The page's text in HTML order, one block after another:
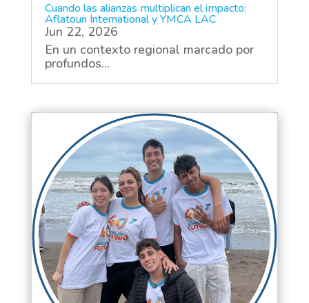
Cuando las alianzas multiplican el impacto:
Aflatoun International y YMCA LAC
Jun 22, 2026
En un contexto regional marcado por
profundos...